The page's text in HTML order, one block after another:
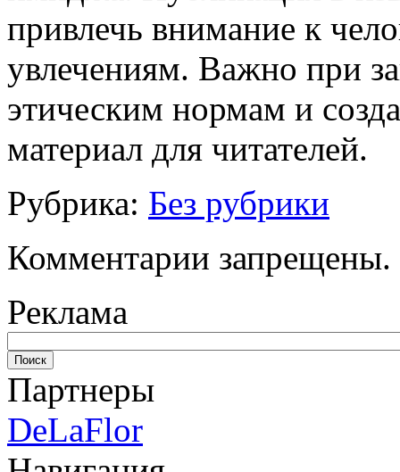
привлечь внимание к
увлечениям. Важно при
этическим нормам и
материал для читателей.
Рубрика: Без рубрики
Комментарии запрещены.
Реклама
Партнеры
DeLaFlor